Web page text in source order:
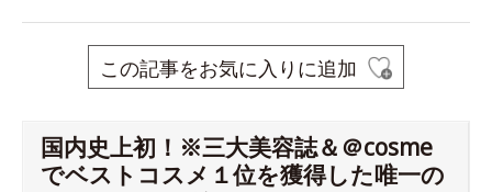
この記事をお気に入りに追加
国内史上初！※三大美容誌＆＠cosme
でベストコスメ１位を獲得した唯一の